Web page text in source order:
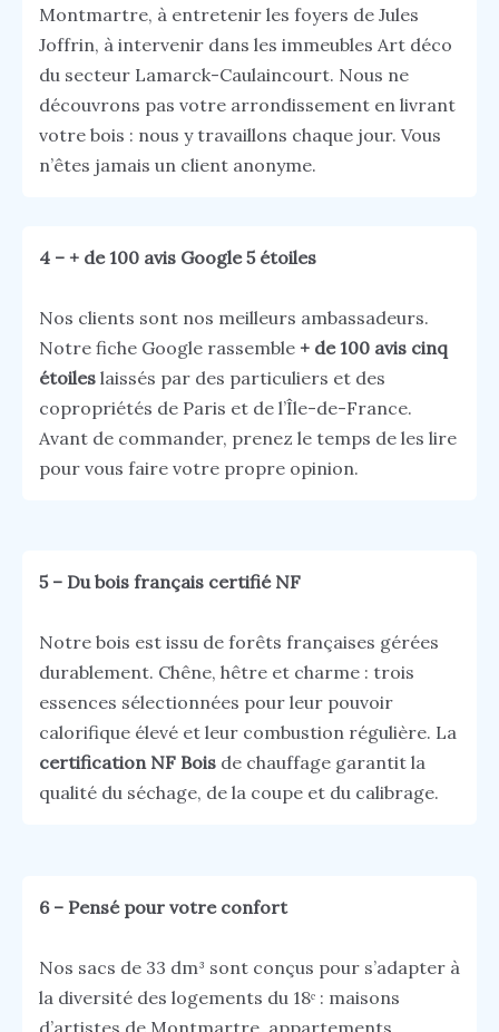
Montmartre, à entretenir les foyers de Jules
Joffrin, à intervenir dans les immeubles Art déco
du secteur Lamarck-Caulaincourt. Nous ne
découvrons pas votre arrondissement en livrant
votre bois : nous y travaillons chaque jour. Vous
n’êtes jamais un client anonyme.
4 – + de 100 avis Google 5 étoiles
Nos clients sont nos meilleurs ambassadeurs.
Notre fiche Google rassemble + de 100 avis cinq
étoiles laissés par des particuliers et des
copropriétés de Paris et de l’Île-de-France.
Avant de commander, prenez le temps de les lire
pour vous faire votre propre opinion.
5 – Du bois français certifié NF
Notre bois est issu de forêts françaises gérées
durablement. Chêne, hêtre et charme : trois
essences sélectionnées pour leur pouvoir
calorifique élevé et leur combustion régulière. La
certification NF Bois de chauffage garantit la
qualité du séchage, de la coupe et du calibrage.
6 – Pensé pour votre confort
Nos sacs de 33 dm³ sont conçus pour s’adapter à
la diversité des logements du 18ᵉ : maisons
d’artistes de Montmartre, appartements